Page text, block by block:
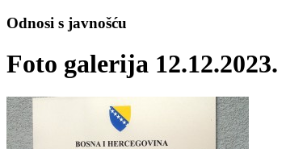
Odnosi s javnošću
Foto galerija 12.12.2023.